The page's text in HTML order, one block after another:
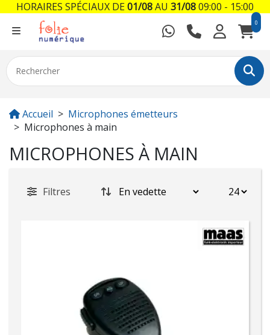
0
Accueil
Microphones émetteurs
Microphones à main
MICROPHONES À MAIN
Filtres
HORAIRES SPÉCIAUX DE01/08AU 31/0809:00 - 15:00